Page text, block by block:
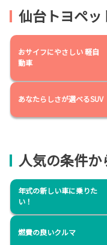
仙台トヨペッ
おサイフにやさしい 軽自
動車
あなたらしさが選べるSUV
人気の条件か
年式の新しい車に乗りた
い！
燃費の良いクルマ